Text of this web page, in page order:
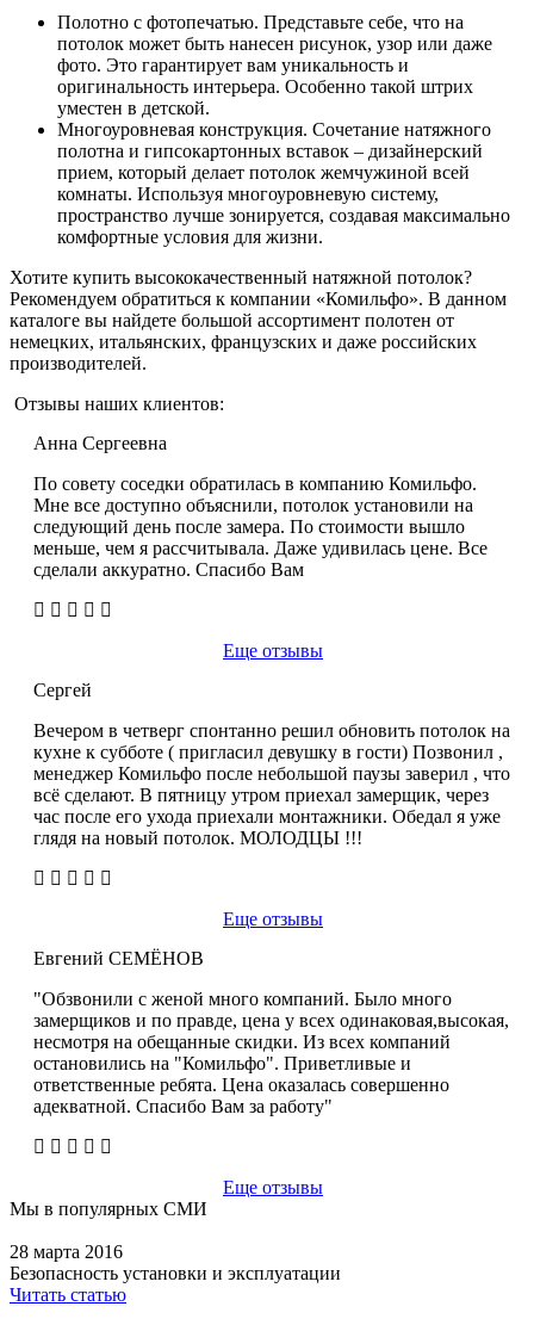
Полотно с фотопечатью. Представьте себе, что на
потолок может быть нанесен рисунок, узор или даже
фото. Это гарантирует вам уникальность и
оригинальность интерьера. Особенно такой штрих
уместен в детской.
Многоуровневая конструкция. Сочетание натяжного
полотна и гипсокартонных вставок – дизайнерский
прием, который делает потолок жемчужиной всей
комнаты. Используя многоуровневую систему,
пространство лучше зонируется, создавая максимально
комфортные условия для жизни.
Хотите купить высококачественный натяжной потолок?
Рекомендуем обратиться к компании «Комильфо». В данном
каталоге вы найдете большой ассортимент полотен от
немецких, итальянских, французских и даже российских
производителей.
Отзывы наших клиентов:
Анна Сергеевна
По совету соседки обратилась в компанию Комильфо.
Мне все доступно объяснили, потолок установили на
следующий день после замера. По стоимости вышло
меньше, чем я рассчитывала. Даже удивилась цене. Все
сделали аккуратно. Спасибо Вам
Еще отзывы
Сергей
Вечером в четверг спонтанно решил обновить потолок на
кухне к субботе ( пригласил девушку в гости) Позвонил ,
менеджер Комильфо после небольшой паузы заверил , что
всё сделают. В пятницу утром приехал замерщик, через
час после его ухода приехали монтажники. Обедал я уже
глядя на новый потолок. МОЛОДЦЫ !!!
Еще отзывы
Евгений СЕМЁНОВ
"Обзвонили с женой много компаний. Было много
замерщиков и по правде, цена у всех одинаковая,высокая,
несмотря на обещанные скидки. Из всех компаний
остановились на "Комильфо". Приветливые и
ответственные ребята. Цена оказалась совершенно
адекватной. Спасибо Вам за работу"
Еще отзывы
Мы в популярных СМИ
28 марта 2016
Безопасность установки и эксплуатации
Читать статью